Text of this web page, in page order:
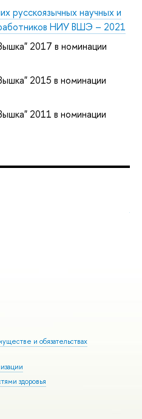
русскоязычных научных и
НИУ ВШЭ – 2021
2017 в номинации
2015 в номинации
2011 в номинации
и обязательствах
здоровья